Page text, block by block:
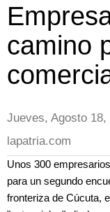
camino
Jueves, Agosto 18,
lapatria.com
Unos 300
para un segundo
fronteriza de Cúcuta,